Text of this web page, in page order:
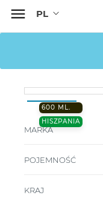

600 ML.
HISZPANIA
MARKA
POJEMNOŚĆ
KRAJ